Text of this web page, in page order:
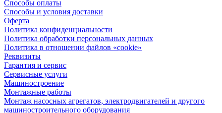
Способы оплаты
Способы и условия доставки
Оферта
Политика конфиденциальности
Политика обработки персональных данных
Политика в отношении файлов «cookie»
Реквизиты
Гарантия и сервис
Сервисные услуги
Машиностроение
Монтажные работы
Монтаж насосных агрегатов, электродвигателей и другого
машиностроительного оборудования